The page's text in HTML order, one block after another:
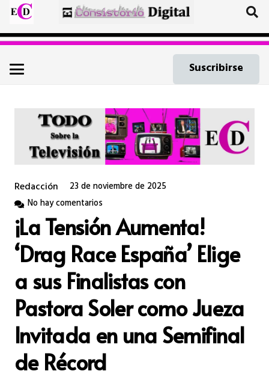
Suscribirse
Redacción
23 de noviembre de 2025
No hay comentarios
¡La Tensión Aumenta!
‘Drag Race España’ Elige
a sus Finalistas con
Pastora Soler como Jueza
Invitada en una Semifinal
de Récord